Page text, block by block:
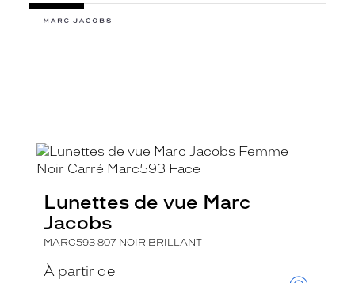
Lunettes de vue Marc
Jacobs
MARC593 807 NOIR BRILLANT
À partir de